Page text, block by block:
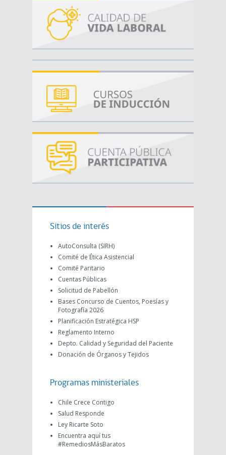
Sitios de interés
AutoConsulta (SIRH)
Comité de Ética Asistencial
Comité Paritario
Cuentas Públicas
Solicitud de Pabellón
Bases Concurso de Cuentos, Poesías y
Fotografía 2026
Planificación Estratégica HSP
Reglamento Interno
Depto. Calidad y Seguridad del Paciente
Donación de Órganos y Tejidos
Programas ministeriales
Chile Crece Contigo
Salud Responde
Ley Ricarte Soto
Encuentra aquí tus
#RemediosMásBaratos